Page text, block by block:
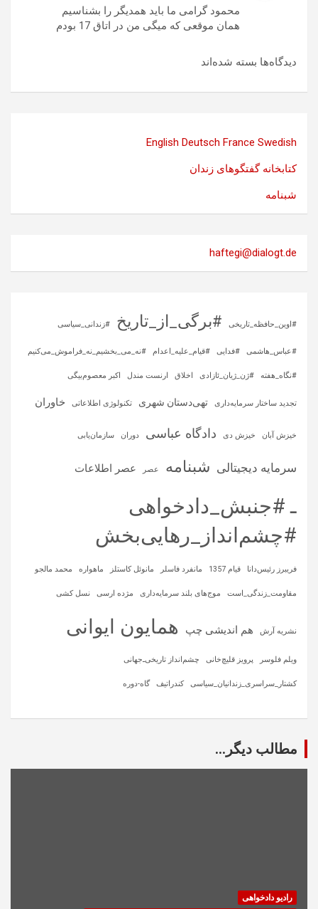
محمود گرامی ما باید همدیگر را بشناسیم
همان موقعی که میگی من در اتاق 17 بودم
دیدگاه‌ها بسته شده‌اند
English Deutsch France Swedish
کتابخانه گفتگوهای زندان
شبنامه
haftegi@dialogt.de
#اوین_حافظه_تاریخی #برگی_از_تاریخ #زندانی_سیاسی
#عباس_هاشمی #فدایی #قیام_علیه_اعدام #نه_می_بخشیم_نه_فراموش_می‌کنیم
#نگاه_هفته #ژن_ژیان_ئازادی اخلاق ارنست مندل اکبر معصوم‌بیگی
تجدید ساختار سرمایه‌داری تهی‌دستان شهری تکنولوژی اطلاعاتی خاوران
خیزش آبان خیزش دی دادگاه عباسی دوران سازمان‌یابی
سرمایه‌ دیجیتالی شبنامه عصر عصر اطلاعات
ـ #جنبش_دادخواهی
#چشم‌انداز_رهایی‌بخش
فریبرز رئیس‌دانا قیام 1357 مانفرد فاسلر مانوئل کاستلز ماهواره‌ محمد مالجو
مقاومت_زندگی_است موج‌های بلند سرمایه‌داری مژده ارسی نسل کشی
نشریه آرش هم اندیشی چپ همایون ایوانی
ویلم فلوسر پرویز قلیچ‌خانی چشم‌انداز تاریخی‌ـ‌جهانی
کشتار_سراسری_زندانیان_سیاسی کندراتیف گاه-دوره
مطالب دیگر...
رادیو دادخواهی